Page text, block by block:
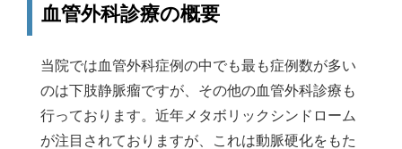
血管外科診療の概要
当院では血管外科症例の中でも最も症例数が多い
のは下肢静脈瘤ですが、その他の血管外科診療も
行っております。近年メタボリックシンドローム
が注目されておりますが、これは動脈硬化をもた